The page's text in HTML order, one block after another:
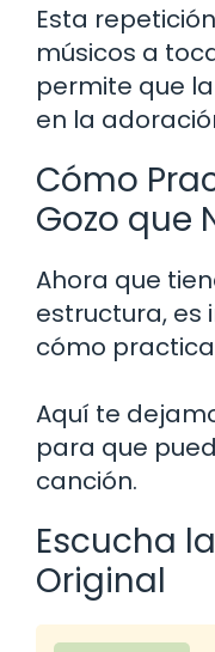
Esta
músicos a
permite que
en la
Cómo
Gozo que
Ahora que
estructura,
cómo
Aquí te
para que
canción.
Escucha
Original